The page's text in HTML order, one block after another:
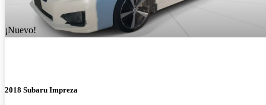
¡Nuevo!
2018 Subaru Impreza